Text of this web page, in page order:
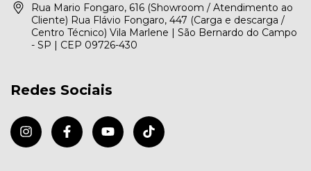
Rua Mario Fongaro, 616 (Showroom / Atendimento ao
Cliente) Rua Flávio Fongaro, 447 (Carga e descarga /
Centro Técnico) Vila Marlene | São Bernardo do Campo
- SP | CEP 09726-430
Redes Sociais